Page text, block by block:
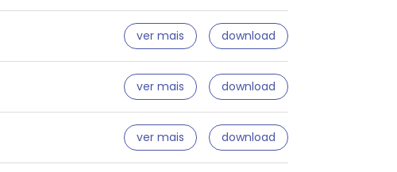
ver mais download
ver mais download
ver mais download